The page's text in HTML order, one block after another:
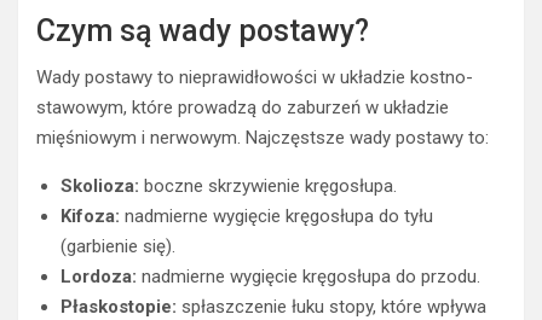
Czym są wady postawy?
Wady postawy to nieprawidłowości w układzie kostno-
stawowym, które prowadzą do zaburzeń w układzie
mięśniowym i nerwowym. Najczęstsze wady postawy to:
Skolioza: boczne skrzywienie kręgosłupa.
Kifoza: nadmierne wygięcie kręgosłupa do tyłu
(garbienie się).
Lordoza: nadmierne wygięcie kręgosłupa do przodu.
Płaskostopie: spłaszczenie łuku stopy, które wpływa